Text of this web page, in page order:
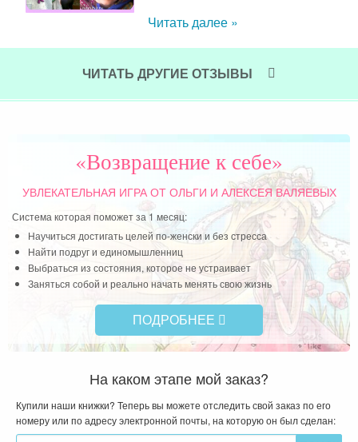
Читать далее »
ЧИТАТЬ ДРУГИЕ ОТЗЫВЫ
«Возвращение к себе»
УВЛЕКАТЕЛЬНАЯ ИГРАОТ ОЛЬГИ И АЛЕКСЕЯ ВАЛЯЕВЫХ
Система которая поможет за 1 месяц:
Научиться достигать целей по-женски и без стресса
Найти подруг и единомышленниц
Выбраться из состояния, которое не устраивает
Заняться собой и реально начать менять свою жизнь
ПОДРОБНЕЕ
На каком этапе мой заказ?
Купили наши книжки? Теперь вы можете отследить свой заказ по его
номеру или по адресу электронной почты, на которую он был сделан: